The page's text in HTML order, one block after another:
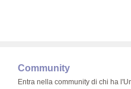
Community
Entra nella community di chi ha